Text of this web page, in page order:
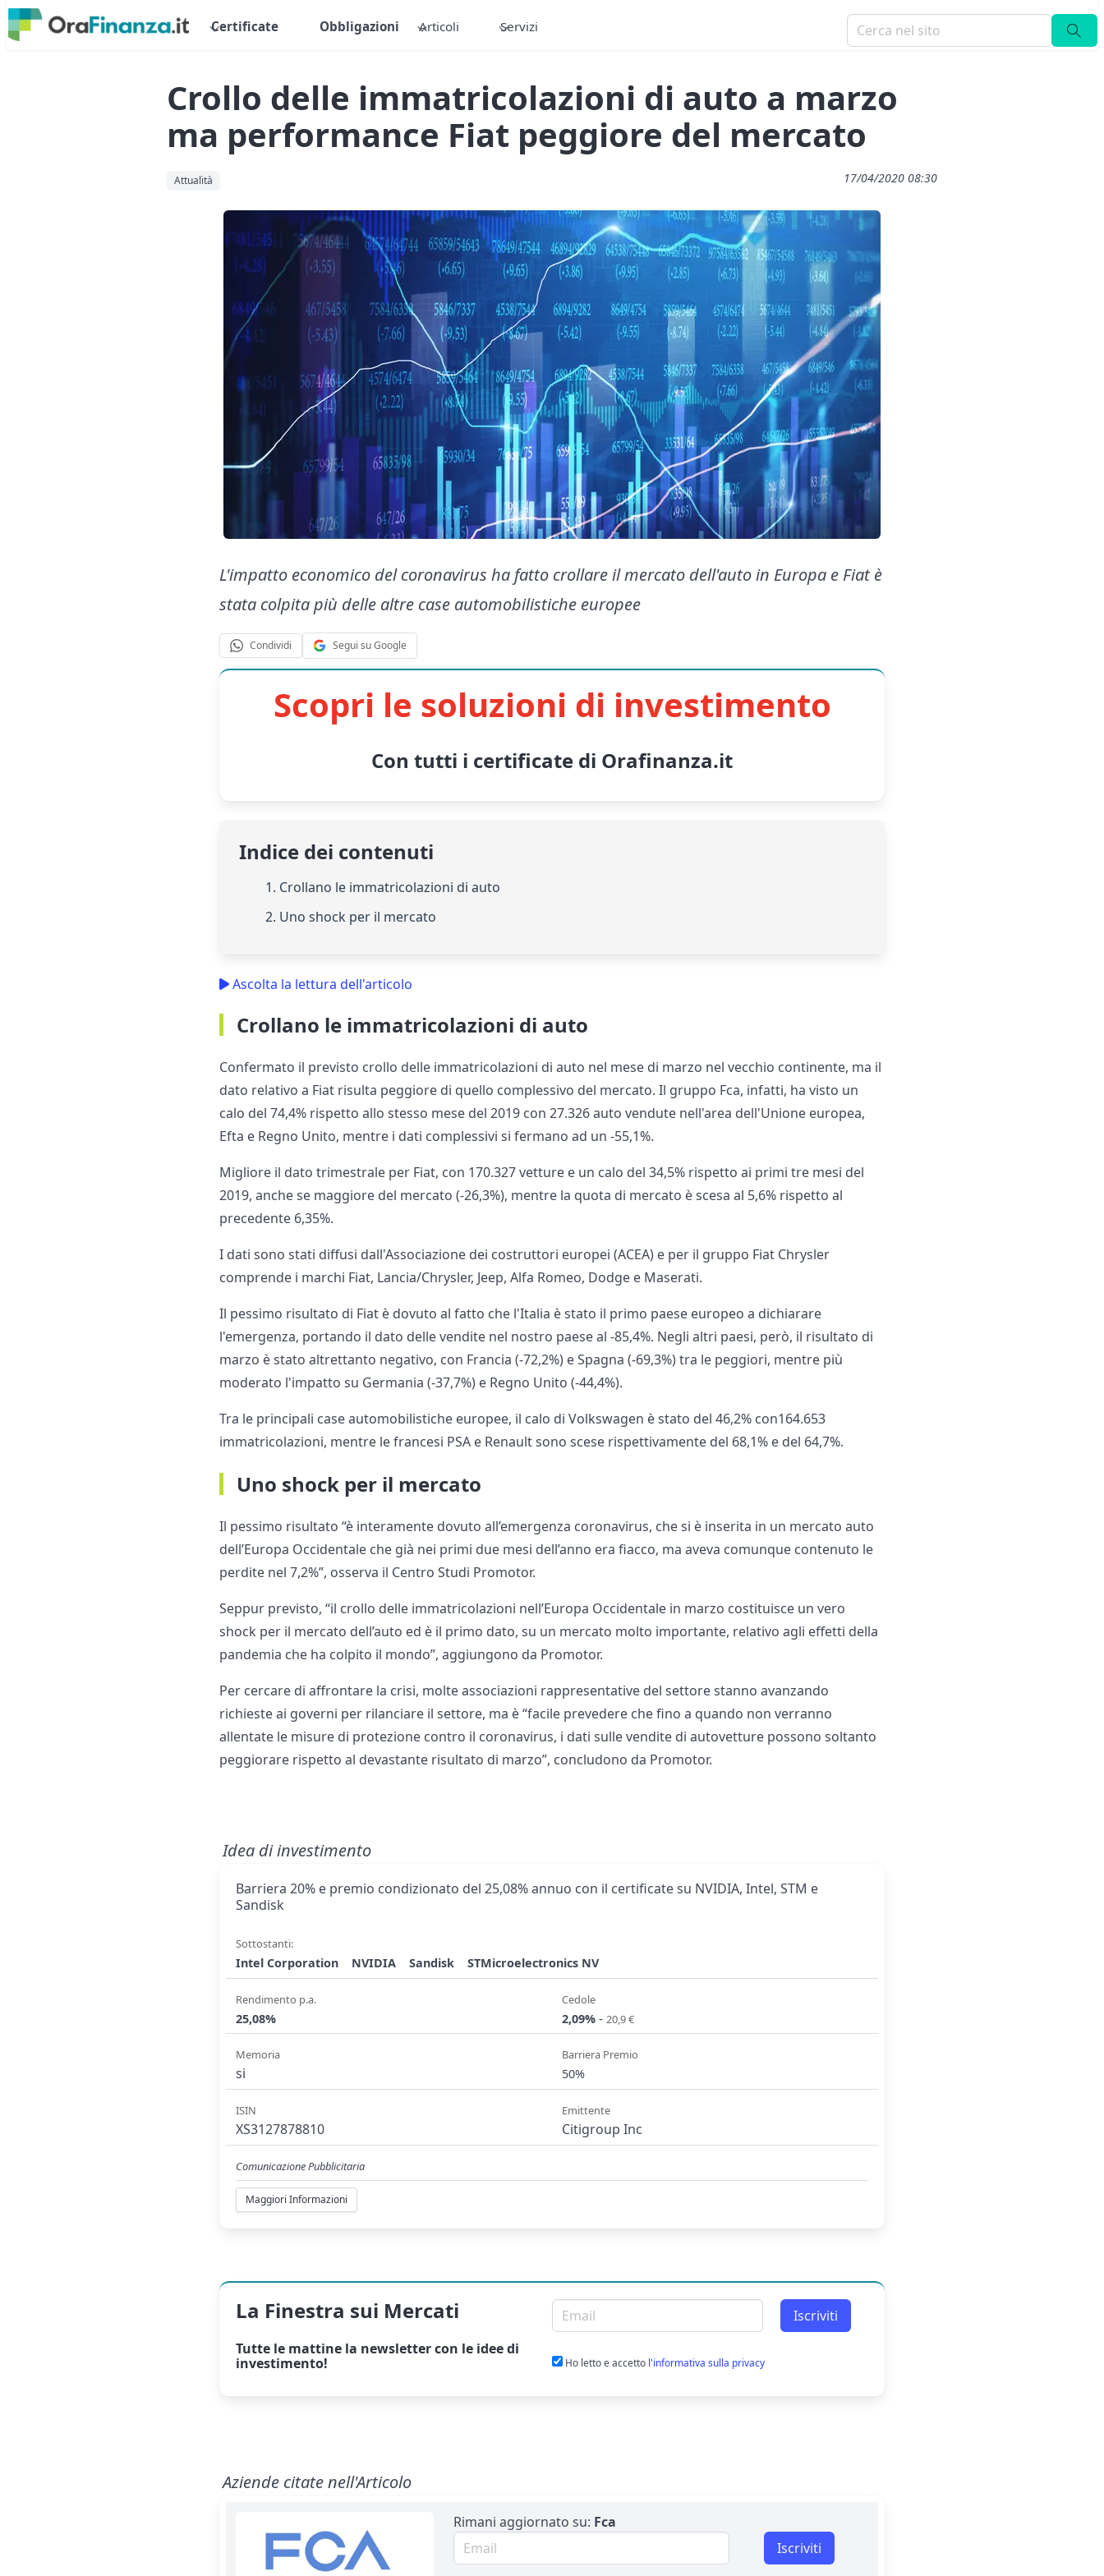
Certificate Obbligazioni Articoli Servizi
Crollo delle immatricolazioni di auto a marzo
ma performance Fiat peggiore del mercato
Attualità 17/04/2020 08:30
L'impatto economico del coronavirus ha fatto crollare il mercato dell'auto in Europa e Fiat è
stata colpita più delle altre case automobilistiche europee
Condividi Segui su Google
Scopri le soluzioni di investimento
Con tutti i certificate di Orafinanza.it
Indice dei contenuti
1. Crollano le immatricolazioni di auto
2. Uno shock per il mercato
Ascolta la lettura dell'articolo
Crollano le immatricolazioni di auto
Confermato il previsto crollo delle immatricolazioni di auto nel mese di marzo nel vecchio continente, ma il
dato relativo a Fiat risulta peggiore di quello complessivo del mercato. Il gruppo Fca, infatti, ha visto un
calo del 74,4% rispetto allo stesso mese del 2019 con 27.326 auto vendute nell'area dell'Unione europea,
Efta e Regno Unito, mentre i dati complessivi si fermano ad un -55,1%.
Migliore il dato trimestrale per Fiat, con 170.327 vetture e un calo del 34,5% rispetto ai primi tre mesi del
2019, anche se maggiore del mercato (-26,3%), mentre la quota di mercato è scesa al 5,6% rispetto al
precedente 6,35%.
I dati sono stati diffusi dall'Associazione dei costruttori europei (ACEA) e per il gruppo Fiat Chrysler
comprende i marchi Fiat, Lancia/Chrysler, Jeep, Alfa Romeo, Dodge e Maserati.
Il pessimo risultato di Fiat è dovuto al fatto che l'Italia è stato il primo paese europeo a dichiarare
l'emergenza, portando il dato delle vendite nel nostro paese al -85,4%. Negli altri paesi, però, il risultato di
marzo è stato altrettanto negativo, con Francia (-72,2%) e Spagna (-69,3%) tra le peggiori, mentre più
moderato l'impatto su Germania (-37,7%) e Regno Unito (-44,4%).
Tra le principali case automobilistiche europee, il calo di Volkswagen è stato del 46,2% con164.653
immatricolazioni, mentre le francesi PSA e Renault sono scese rispettivamente del 68,1% e del 64,7%.
Uno shock per il mercato
Il pessimo risultato “è interamente dovuto all’emergenza coronavirus, che si è inserita in un mercato auto
dell’Europa Occidentale che già nei primi due mesi dell’anno era fiacco, ma aveva comunque contenuto le
perdite nel 7,2%”, osserva il Centro Studi Promotor.
Seppur previsto, “il crollo delle immatricolazioni nell’Europa Occidentale in marzo costituisce un vero
shock per il mercato dell’auto ed è il primo dato, su un mercato molto importante, relativo agli effetti della
pandemia che ha colpito il mondo”, aggiungono da Promotor.
Per cercare di affrontare la crisi, molte associazioni rappresentative del settore stanno avanzando
richieste ai governi per rilanciare il settore, ma è “facile prevedere che fino a quando non verranno
allentate le misure di protezione contro il coronavirus, i dati sulle vendite di autovetture possono soltanto
peggiorare rispetto al devastante risultato di marzo”, concludono da Promotor.
Idea di investimento
Barriera 20% e premio condizionato del 25,08% annuo con il certificate su NVIDIA, Intel, STM e
Sandisk
Sottostanti:
Intel Corporation NVIDIA Sandisk STMicroelectronics NV
Rendimento p.a.
25,08%
Cedole
2,09% - 20,9 €
Memoria
si
Barriera Premio
50%
ISIN
XS3127878810
Emittente
Citigroup Inc
Comunicazione Pubblicitaria
Maggiori Informazioni
La Finestra sui Mercati
Tutte le mattine la newslettercon le idee di
investimento!
Email per newsletter Iscriviti
Ho letto e accetto l'informativa sulla privacy
Aziende citate nell'Articolo
Rimani aggiornato su: Fca
Email per newsletter
Iscriviti